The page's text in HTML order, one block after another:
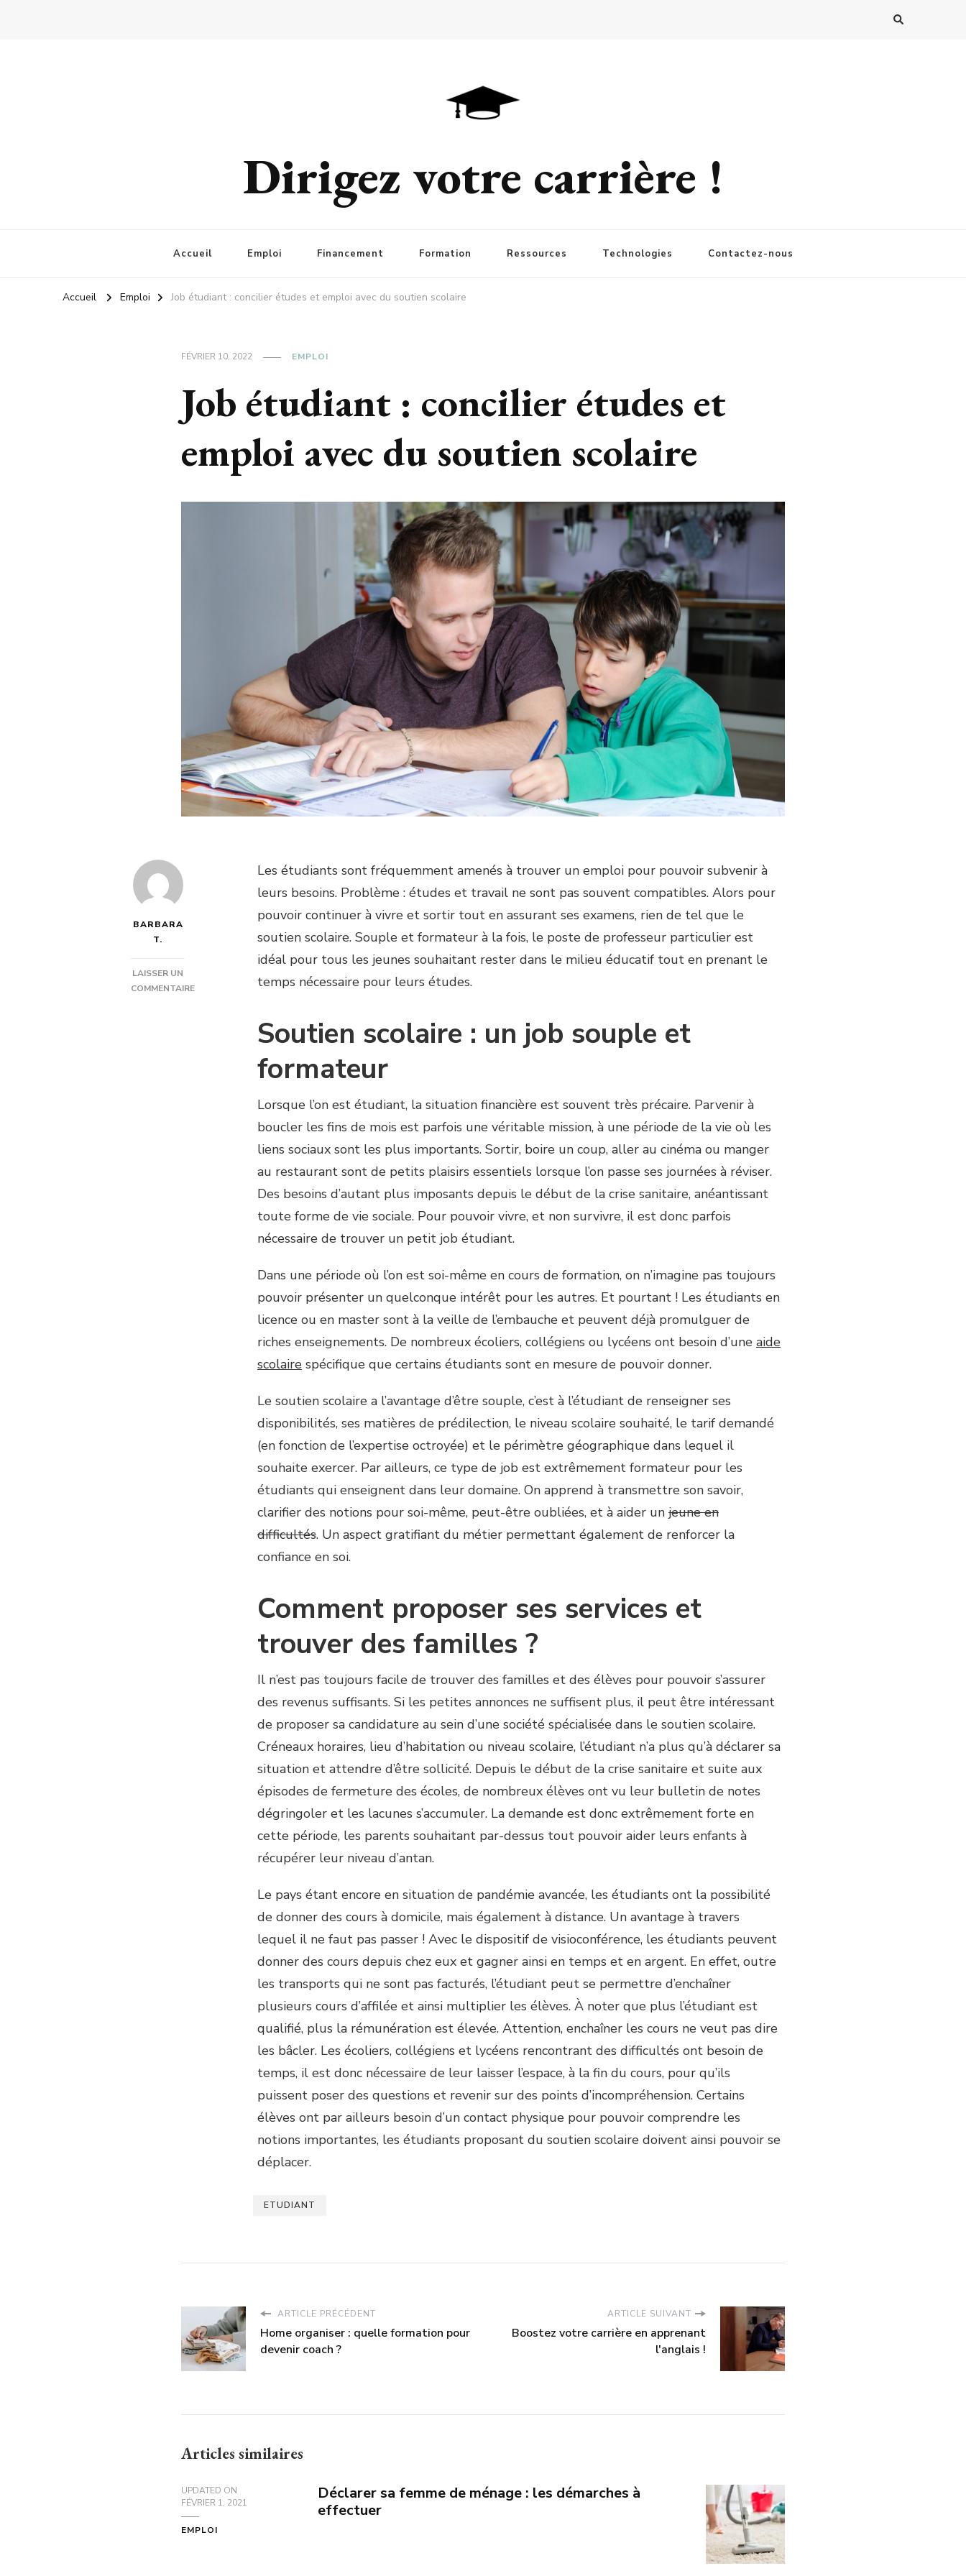
Dirigez votre carrière !
Accueil Emploi Financement Formation Ressources Technologies Contactez-nous
Accueil Emploi Job étudiant : concilier études et emploi avec du soutien scolaire
FÉVRIER 10, 2022 EMPLOI
Job étudiant : concilier études et
emploi avec du soutien scolaire
BARBARA
T.
LAISSER UN
COMMENTAIRE
Les étudiants sont fréquemment amenés à trouver un emploi pour pouvoir subvenir à
leurs besoins. Problème : études et travail ne sont pas souvent compatibles. Alors pour
pouvoir continuer à vivre et sortir tout en assurant ses examens, rien de tel que le
soutien scolaire. Souple et formateur à la fois, le poste de professeur particulier est
idéal pour tous les jeunes souhaitant rester dans le milieu éducatif tout en prenant le
temps nécessaire pour leurs études.
Soutien scolaire : un job souple et
formateur
Lorsque l’on est étudiant, la situation financière est souvent très précaire. Parvenir à
boucler les fins de mois est parfois une véritable mission, à une période de la vie où les
liens sociaux sont les plus importants. Sortir, boire un coup, aller au cinéma ou manger
au restaurant sont de petits plaisirs essentiels lorsque l’on passe ses journées à réviser.
Des besoins d’autant plus imposants depuis le début de la crise sanitaire, anéantissant
toute forme de vie sociale. Pour pouvoir vivre, et non survivre, il est donc parfois
nécessaire de trouver un petit job étudiant.
Dans une période où l’on est soi-même en cours de formation, on n’imagine pas toujours
pouvoir présenter un quelconque intérêt pour les autres. Et pourtant ! Les étudiants en
licence ou en master sont à la veille de l’embauche et peuvent déjà promulguer de
riches enseignements. De nombreux écoliers, collégiens ou lycéens ont besoin d’une aide
scolaire spécifique que certains étudiants sont en mesure de pouvoir donner.
Le soutien scolaire a l’avantage d’être souple, c’est à l’étudiant de renseigner ses
disponibilités, ses matières de prédilection, le niveau scolaire souhaité, le tarif demandé
(en fonction de l’expertise octroyée) et le périmètre géographique dans lequel il
souhaite exercer. Par ailleurs, ce type de job est extrêmement formateur pour les
étudiants qui enseignent dans leur domaine. On apprend à transmettre son savoir,
clarifier des notions pour soi-même, peut-être oubliées, et à aider un jeune en
difficultés. Un aspect gratifiant du métier permettant également de renforcer la
confiance en soi.
Comment proposer ses services et
trouver des familles ?
Il n’est pas toujours facile de trouver des familles et des élèves pour pouvoir s’assurer
des revenus suffisants. Si les petites annonces ne suffisent plus, il peut être intéressant
de proposer sa candidature au sein d’une société spécialisée dans le soutien scolaire.
Créneaux horaires, lieu d’habitation ou niveau scolaire, l’étudiant n’a plus qu’à déclarer sa
situation et attendre d’être sollicité. Depuis le début de la crise sanitaire et suite aux
épisodes de fermeture des écoles, de nombreux élèves ont vu leur bulletin de notes
dégringoler et les lacunes s’accumuler. La demande est donc extrêmement forte en
cette période, les parents souhaitant par-dessus tout pouvoir aider leurs enfants à
récupérer leur niveau d’antan.
Le pays étant encore en situation de pandémie avancée, les étudiants ont la possibilité
de donner des cours à domicile, mais également à distance. Un avantage à travers
lequel il ne faut pas passer ! Avec le dispositif de visioconférence, les étudiants peuvent
donner des cours depuis chez eux et gagner ainsi en temps et en argent. En effet, outre
les transports qui ne sont pas facturés, l’étudiant peut se permettre d’enchaîner
plusieurs cours d’affilée et ainsi multiplier les élèves. À noter que plus l’étudiant est
qualifié, plus la rémunération est élevée. Attention, enchaîner les cours ne veut pas dire
les bâcler. Les écoliers, collégiens et lycéens rencontrant des difficultés ont besoin de
temps, il est donc nécessaire de leur laisser l’espace, à la fin du cours, pour qu’ils
puissent poser des questions et revenir sur des points d’incompréhension. Certains
élèves ont par ailleurs besoin d’un contact physique pour pouvoir comprendre les
notions importantes, les étudiants proposant du soutien scolaire doivent ainsi pouvoir se
déplacer.
ETUDIANT
ARTICLE PRÉCÉDENT
Home organiser : quelle formation pour
devenir coach ?
ARTICLE SUIVANT
Boostez votre carrière en apprenant
l'anglais !
Articles similaires
UPDATED ON
FÉVRIER 1, 2021
EMPLOI
Déclarer sa femme de ménage : les démarches à
effectuer